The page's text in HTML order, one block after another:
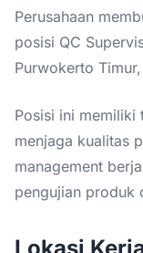
Perusahaan
posisi QC
Purwokerto
Posisi ini memiliki
menjaga kualitas
management
pengujian produk